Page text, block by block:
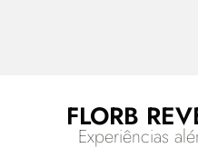
FLORB
Experiências